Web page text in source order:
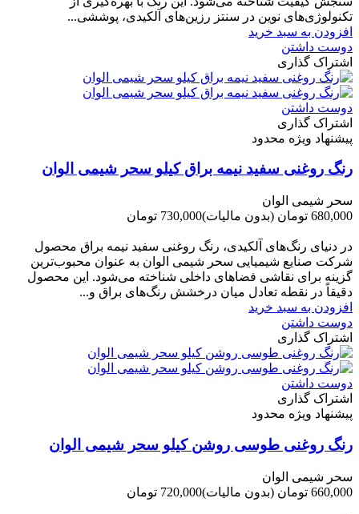
تکنولوژی‌های نوین در سنتز رزین‌های آلکیدی، پوششی...
افزودن به سبد خرید
دوست داشتن
اشتراک گذاری
دوست داشتن
اشتراک گذاری
پیشنهاد ویژه محدود
رنگ روغنی سفید نیمه براق کیلو سحر شیمی الوان
سحر شیمی الوان
680,000 تومان
(بدون مالیات)730,000 تومان
در دنیای رنگ‌های آلکیدی، رنگ روغنی سفید نیمه براق محصول
شرکت صنایع شیمیایی سحر شیمی الوان به عنوان محبوب‌ترین
گزینه برای نقاشی فضاهای داخلی شناخته می‌شود. این محصول
دقیقاً در نقطه تعادل میان درخشش رنگ‌های براق و...
افزودن به سبد خرید
دوست داشتن
اشتراک گذاری
دوست داشتن
اشتراک گذاری
پیشنهاد ویژه محدود
رنگ روغنی طوسی روشن کیلو سحر شیمی الوان
سحر شیمی الوان
660,000 تومان
(بدون مالیات)720,000 تومان